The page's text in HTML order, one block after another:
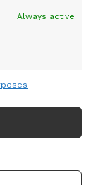
Always active